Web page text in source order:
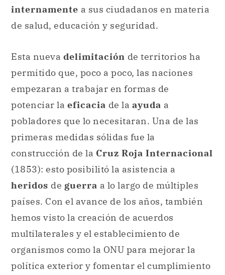
internamente a sus ciudadanos en materia
de salud, educación y seguridad.
Esta nueva delimitación de territorios ha
permitido que, poco a poco, las naciones
empezaran a trabajar en formas de
potenciar la eficacia de la ayuda a
pobladores que lo necesitaran. Una de las
primeras medidas sólidas fue la
construcción de la Cruz Roja Internacional
(1853): esto posibilitó la asistencia a
heridos de guerra a lo largo de múltiples
países. Con el avance de los años, también
hemos visto la creación de acuerdos
multilaterales y el establecimiento de
organismos como la ONU para mejorar la
política exterior y fomentar el cumplimiento